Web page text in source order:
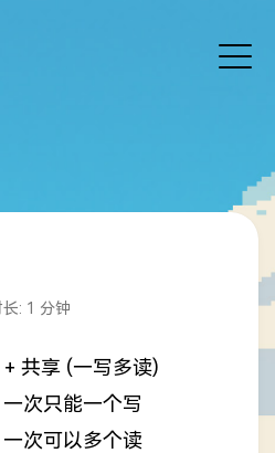
: 1 分钟
共享 (一写多读)
次只能一个写
次可以多个读